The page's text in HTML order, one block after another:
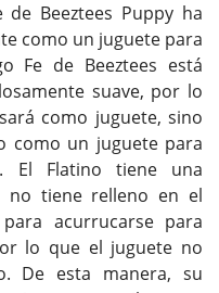
de Beeztees Puppy ha
como un juguete para
Fe de Beeztees está
suave, por lo
como juguete, sino
como un juguete para
El Flatino tiene una
no tiene relleno en el
acurrucarse para
lo que el juguete no
De esta manera, su